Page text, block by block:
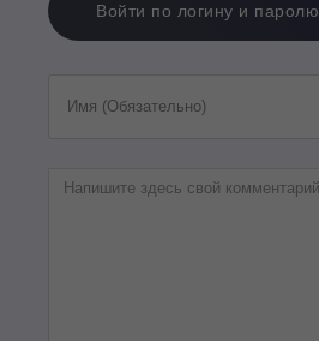
Войти по логину и паролю
Имя (Обязательно)